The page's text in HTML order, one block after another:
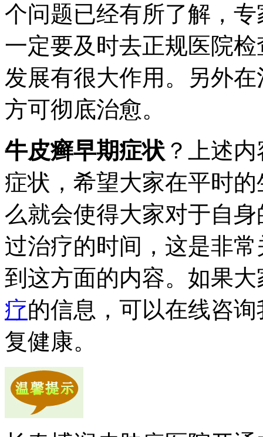
个问题已经有所了解，
一定要及时去正规医院
发展有很大作用。另外
方可彻底治愈。
牛皮癣早期症状 ？上述
症状，希望大家在平时
么就会使得大家对于自
过治疗的时间，这是非
到这方面的内容。如果
疗的信息，可以在线咨
复健康。